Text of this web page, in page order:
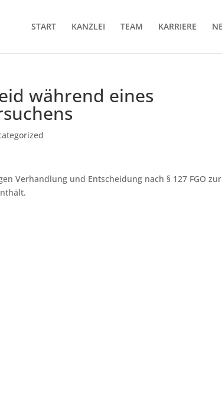
START KANZLEI TEAM KARRIERE
während eines
Verhandlung und Entscheidung nach § 127 FGO